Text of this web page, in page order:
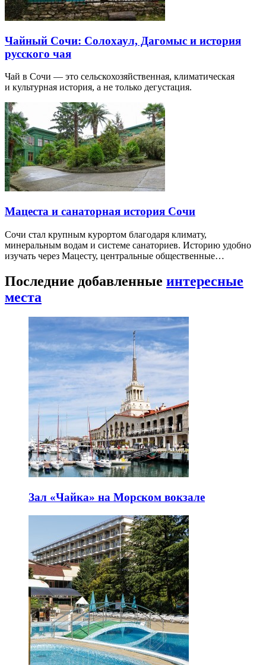
Чайный Сочи: Солохаул, Дагомыс и история
русского чая
Чай в Сочи — это сельскохозяйственная, климатическая
и культурная история, а не только дегустация.
Мацеста и санаторная история Сочи
Сочи стал крупным курортом благодаря климату,
минеральным водам и системе санаториев. Историю удобно
изучать через Мацесту, центральные общественные…
Последние добавленные интересные
места
Зал «Чайка» на Морском вокзале